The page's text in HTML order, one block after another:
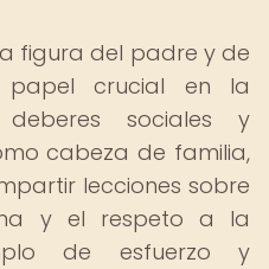
figura del padre y de
crucial en la
sociales y
cabeza de familia,
lecciones sobre
y el respeto a la
de esfuerzo y